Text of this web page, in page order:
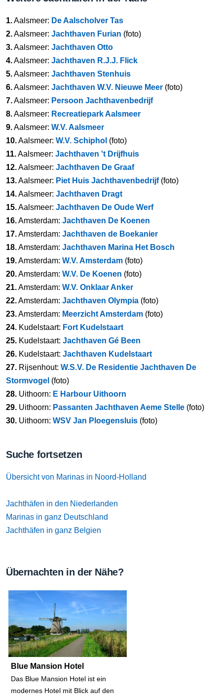
1.Aalsmeer: De Aalscholver Tas
2.Aalsmeer: Jachthaven Furian (foto)
3.Aalsmeer: Jachthaven Otto
4.Aalsmeer: Jachthaven R.J.J. Flick
5.Aalsmeer: Jachthaven Stenhuis
6.Aalsmeer: Jachthaven W.V. Nieuwe Meer (foto)
7.Aalsmeer: Persoon Jachthavenbedrijf
8.Aalsmeer: Recreatiepark Aalsmeer
9.Aalsmeer: W.V. Aalsmeer
10.Aalsmeer: W.V. Schiphol (foto)
11.Aalsmeer: Jachthaven 't Drijfhuis
12.Aalsmeer: Jachthaven De Graaf
13.Aalsmeer: Piet Huis Jachthavenbedrijf(foto)
14.Aalsmeer: Jachthaven Dragt
15.Aalsmeer: Jachthaven De Oude Werf
16.Amsterdam: Jachthaven De Koenen
17.Amsterdam: Jachthaven de Boekanier
18.Amsterdam: Jachthaven Marina Het Bosch
19.Amsterdam: W.V. Amsterdam (foto)
20.Amsterdam: W.V. De Koenen (foto)
21.Amsterdam: W.V. Onklaar Anker
22.Amsterdam: Jachthaven Olympia (foto)
23.Amsterdam: Meerzicht Amsterdam (foto)
24. Kudelstaart: Fort Kudelstaart
25. Kudelstaart: Jachthaven Gé Been
26. Kudelstaart: Jachthaven Kudelstaart
27. Rijsenhout: W.S.V. De Residentie Jachthaven De
Stormvogel (foto)
28. Uithoorn: E Harbour Uithoorn
29. Uithoorn: Passanten Jachthaven Aeme Stelle (foto)
30. Uithoorn: WSV Jan Ploegensluis (foto)
Suche fortsetzen
Übersicht von Marinas in Noord-Holland
Jachthäfen in den Niederlanden
Marinas in ganz Deutschland
Jachthäfen in ganz Belgien
Übernachten in der Nähe?
Blue Mansion Hotel
Das Blue Mansion Hotel ist ein
modernes Hotel mit Blick auf den